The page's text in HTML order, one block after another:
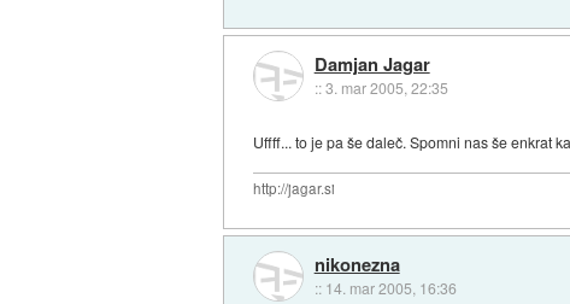
Damjan Jagar
::3. mar 2005, 22:35
Uffff... to je pa še daleč. Spomni nas še enkrat
http://jagar.si
nikonezna
:: 14. mar 2005, 16:36